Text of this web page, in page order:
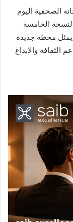
الصحفية اليوم
الخامسة
يمثل محطة جديدة
والإبداع